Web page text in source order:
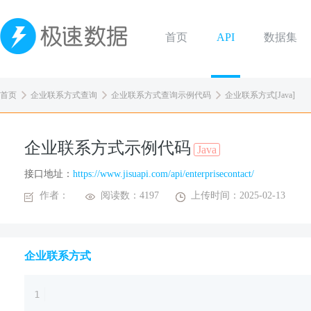
首页 API 数据集
首页 企业联系方式查询 企业联系方式查询示例代码 企业联系方式[Java]
企业联系方式示例代码 Java
接口地址： https://www.jisuapi.com/api/enterprisecontact/
作者： 阅读数：4197 上传时间：2025-02-13
企业联系方式
1